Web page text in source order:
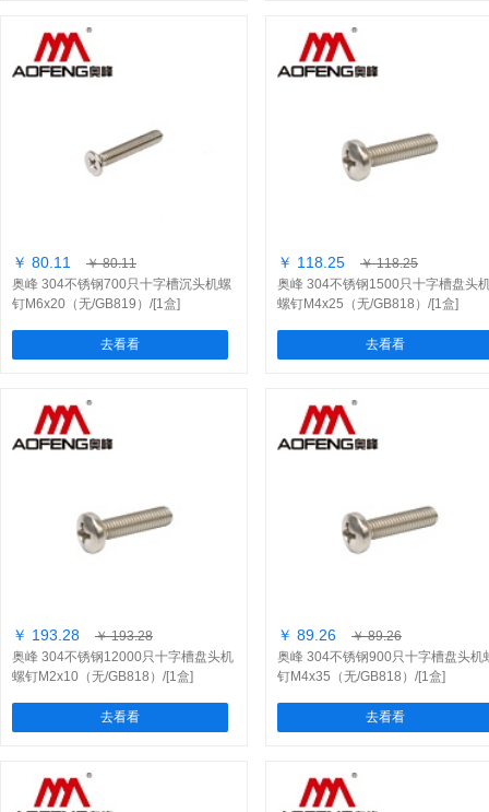
￥ 80.11
￥ 80.11
奥峰 304不锈钢700只十字槽沉头机螺
钉M6x20（无/GB819）/[1盒]
去看看
￥ 118.25
￥ 118.25
奥峰 304不锈钢1500只十字槽盘头
螺钉M4x25（无/GB818）/[1盒]
去看看
￥ 193.28
￥ 193.28
奥峰 304不锈钢12000只十字槽盘头机
螺钉M2x10（无/GB818）/[1盒]
去看看
￥ 89.26
￥ 89.26
奥峰 304不锈钢900只十字槽盘头机
钉M4x35（无/GB818）/[1盒]
去看看